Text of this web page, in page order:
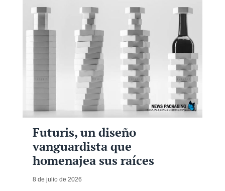
Futuris, un diseño
vanguardista que
homenajea sus raíces
8 de julio de 2026